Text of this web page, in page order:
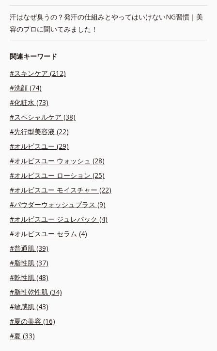
汗はなぜ臭うの？発汗の仕組みとやってはいけないNG習慣｜美
容のプロに聞いてみました！
関連キーワード
#スキンケア (212)
#洗顔 (74)
#化粧水 (73)
#スペシャルケア (38)
#先行型美容液 (22)
#オルビスユー (29)
#オルビスユー ウォッシュ (28)
#オルビスユー ローション (25)
#オルビスユー モイスチャー (22)
#パウダーウォッシュプラス (9)
#オルビスユー ジュレパック (4)
#オルビスユー セラム (4)
#普通肌 (39)
#脂性肌 (37)
#乾性肌 (48)
#脂性乾性肌 (34)
#敏感肌 (43)
#夏の美容 (16)
#夏 (33)